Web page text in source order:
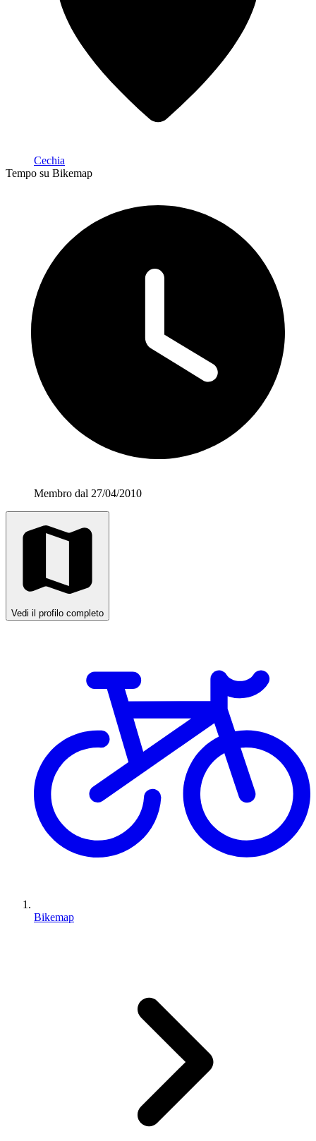
Cechia
Tempo su Bikemap
Membro dal 27/04/2010
Vedi il profilo completo
Bikemap